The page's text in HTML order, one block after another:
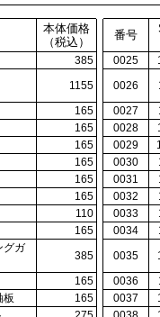
本体価格
（税込）
番号
385 0025
1155 0026
165 0027
165 0028
165 0029
165 0030
165 0031
165 0032
110 0033
165 0034
グガ
385 0035
165 0036
板 165 0037